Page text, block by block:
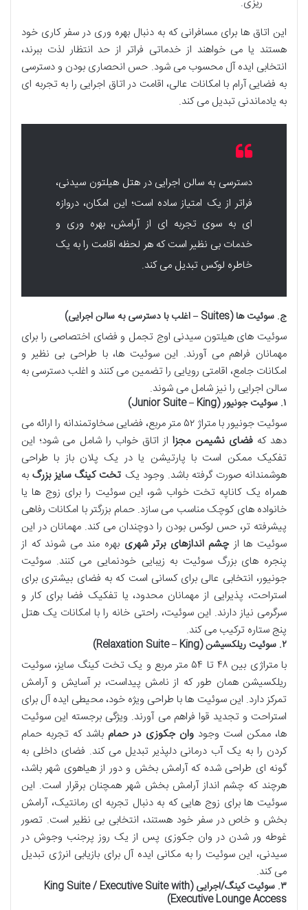
این اتاق ها برای مسافرانی که به دنبال بهره وری در سفر کاری خود
هستند یا می خواهند از خدماتی فراتر از حد انتظار لذت ببرند،
انتخابی ایده آل محسوب می شود. حس انحصاری بودن و دسترسی
به فضایی آرام با امکانات عالی، اقامت در اتاق اجرایی را به تجربه ای
به یادماندنی تبدیل می کند.
دسترسی به سالن اجرایی در هتل هیلتون سیدنی،
فراتر از یک امتیاز ساده است؛ این امکان، دروازه
ای به سوی تجربه ای از آرامش، بهره وری و
خدمات بی نظیر است که هر لحظه اقامت را به یک
خاطره لوکس تبدیل می کند.
ج. سوئیت ها (Suites – اغلب با دسترسی به سالن اجرایی)
سوئیت های هیلتون سیدنی اوج تجمل و فضای اختصاصی را برای
مهمانان فراهم می آورند. این سوئیت ها، با طراحی بی نظیر و
امکانات جامع، اقامتی رویایی را تضمین می کنند و اغلب دسترسی به
سالن اجرایی را نیز شامل می شوند.
۱. سوئیت جونیور (Junior Suite – King)
سوئیت جونیور با متراژ ۵۲ متر مربع، فضایی سخاوتمندانه را ارائه می
دهد کهفضای نشیمن مجزااز اتاق خواب را شامل می شود؛ این
تفکیک ممکن است با پارتیشن یا در یک پلان باز با طراحی
هوشمندانه صورت گرفته باشد. وجود یک تخت کینگ سایز بزرگبه
همراه یک کاناپه تخت خواب شو، این سوئیت را برای زوج ها یا
خانواده های کوچک مناسب می سازد. حمام بزرگتر با امکانات رفاهی
پیشرفته تر، حس لوکس بودن را دوچندان می کند. مهمانان در این
سوئیت ها ازچشم اندازهای برتر شهری بهره مند می شوند که از
پنجره های بزرگ سوئیت به زیبایی خودنمایی می کنند. سوئیت
جونیور، انتخابی عالی برای کسانی است که به فضای بیشتری برای
استراحت، پذیرایی از مهمانان محدود، یا تفکیک فضا برای کار و
سرگرمی نیاز دارند. این سوئیت، راحتی خانه را با امکانات یک هتل
پنج ستاره ترکیب می کند.
۲. سوئیت ریلکسیشن (Relaxation Suite – King)
با متراژی بین ۴۸ تا ۵۴ متر مربع و یک تخت کینگ سایز، سوئیت
ریلکسیشن همان طور که از نامش پیداست، بر آسایش و آرامش
تمرکز دارد. این سوئیت ها با طراحی ویژه خود، محیطی ایده آل برای
استراحت و تجدید قوا فراهم می آورند. ویژگی برجسته این سوئیت
ها، ممکن است وجودوان جکوزی در حمام باشد که تجربه حمام
کردن را به یک آب درمانی دلپذیر تبدیل می کند. فضای داخلی به
گونه ای طراحی شده که آرامش بخش و دور از هیاهوی شهر باشد،
هرچند که چشم انداز آرامش بخش شهر همچنان برقرار است. این
سوئیت ها برای زوج هایی که به دنبال تجربه ای رمانتیک، آرامش
بخش و خاص در سفر خود هستند، انتخابی بی نظیر است. تصور
غوطه ور شدن در وان جکوزی پس از یک روز پرجنب وجوش در
سیدنی، این سوئیت را به مکانی ایده آل برای بازیابی انرژی تبدیل
می کند.
۳. سوئیت کینگ/اجرایی (King Suite / Executive Suite with
Executive Lounge Access)